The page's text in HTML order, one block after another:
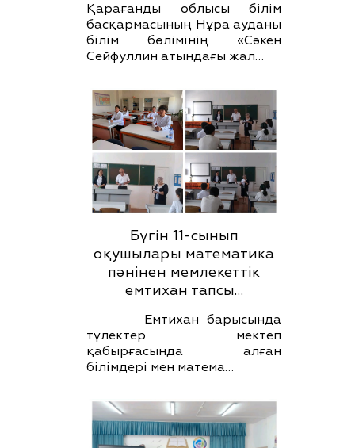
Қарағанды облысы білім
басқармасының Нұра ауданы
білім бөлімінің «Сәкен
Сейфуллин атындағы жал…
Бүгін 11-сынып
оқушылары математика
пәнінен мемлекеттік
емтихан тапсы…
Емтихан барысында
түлектер мектеп
қабырғасында алған
білімдері мен матема…